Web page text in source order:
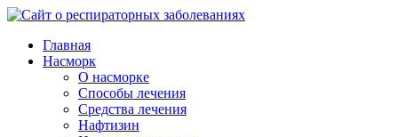
Главная
Насморк
О насморке
Способы лечения
Средства лечения
Нафтизин